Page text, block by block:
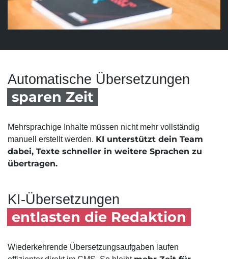
Automatische Übersetzungen
sparen Zeit
Mehrsprachige Inhalte müssen nicht mehr vollständig
manuell erstellt werden. KI unterstützt dein Team
dabei, Texte schneller in weitere Sprachen zu
übertragen.
KI-Übersetzungen
entlasten die Redaktion
Wiederkehrende Übersetzungsaufgaben laufen